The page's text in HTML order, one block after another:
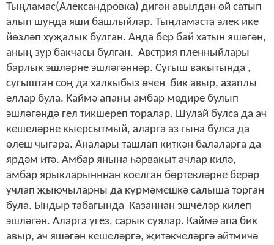
Тыңламас(Александровка) дигән авылдан өй сатып
алып шунда яши башлыйлар. Тыңламаста элек ике
йөзләп хуҗалык булган. Анда бер бай хатын яшәгән,
аның зур бакчасы булган. Австрия пленныйлары
барлык эшләрне эшләгәннәр. Сугыш вакытында ,
сугыштан соң да халкыбыз өчен бик авыр, азаплы
еллар була. Каймә апаны амбар мөдире булып
эшләгәндә гел тикшереп торалар. Шулай булса да ач
кешеләрне кыерсытмый, аларга аз гына булса да
өлеш чыгара. Аналары ташлап киткән балаларга да
ярдәм итә. Амбар янына һәрвакыт ачлар килә,
амбар ярыкларынннан коелган бөртекләрне берәр
учлап җыючыларны да күрмәмешкә салыша торган
була. Ындыр табагында Казаннан эшчеләр килеп
эшләгән. Аларга үгез, сарык суялар. Каймә апа бик
авыр, ач яшәгән кешеләргә, җитәкчеләргә әйтмичә